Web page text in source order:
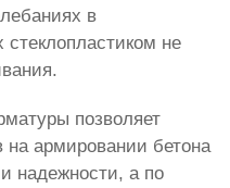
в
стеклопластиком не
позволяет
на армировании бетона
надежности, а по